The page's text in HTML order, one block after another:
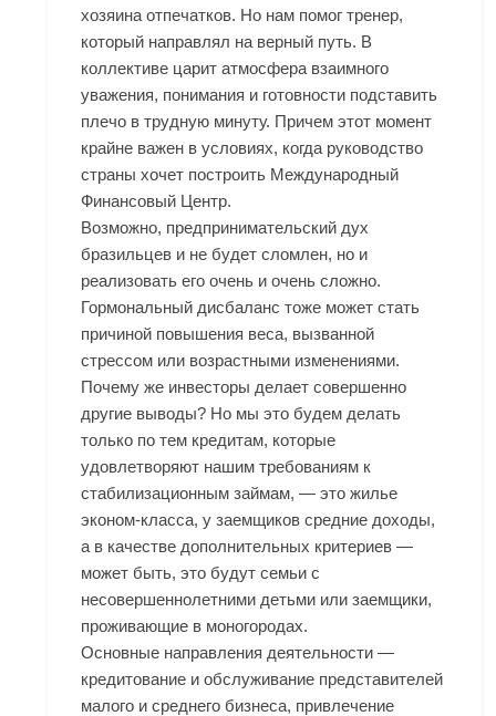
хозяина отпечатков. Но нам помог тренер,
который направлял на верный путь. В
коллективе царит атмосфера взаимного
уважения, понимания и готовности подставить
плечо в трудную минуту. Причем этот момент
крайне важен в условиях, когда руководство
страны хочет построить Международный
Финансовый Центр.
Возможно, предпринимательский дух
бразильцев и не будет сломлен, но и
реализовать его очень и очень сложно.
Гормональный дисбаланс тоже может стать
причиной повышения веса, вызванной
стрессом или возрастными изменениями.
Почему же инвесторы делает совершенно
другие выводы? Но мы это будем делать
только по тем кредитам, которые
удовлетворяют нашим требованиям к
стабилизационным займам, — это жилье
эконом-класса, у заемщиков средние доходы,
а в качестве дополнительных критериев —
может быть, это будут семьи с
несовершеннолетними детьми или заемщики,
проживающие в моногородах.
Основные направления деятельности —
кредитование и обслуживание представителей
малого и среднего бизнеса, привлечение